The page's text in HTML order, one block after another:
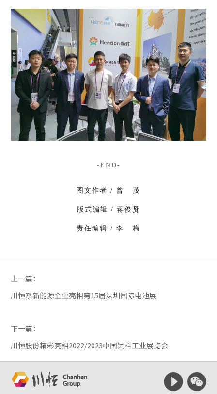
-END-
图文作者 / 曾 茂
版式编辑 / 蒋俊贤
责任编辑 / 李 梅
上一篇：
川恒系新能源企业亮相第15届深圳国际电池展
下一篇：
川恒股份精彩亮相2022/2023中国饲料工业展览会